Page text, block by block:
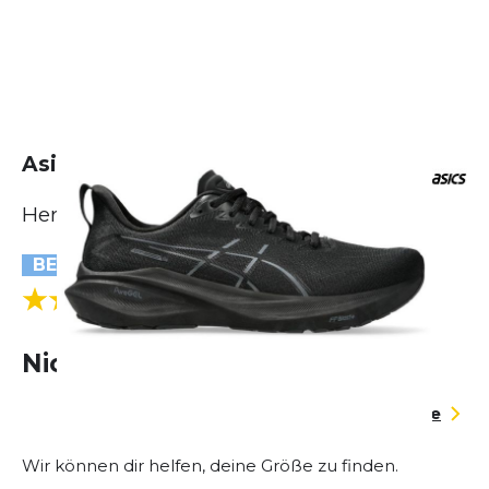
Asics GT-2000 13
Herren
BESTSELLER
5.0 (7 Bewertungen)
Nicht lieferbar
Größentabelle
Wir können dir helfen, deine Größe zu finden.